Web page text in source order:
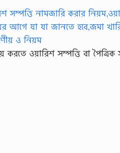
ওয়ারিশ সম্পত্তি বা